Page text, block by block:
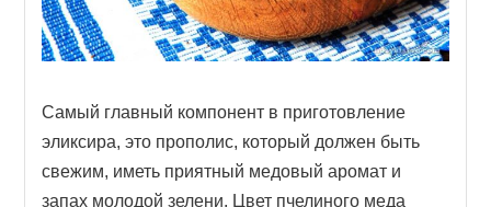
Самый главный компонент в приготовление
эликсира, это прополис, который должен быть
свежим, иметь приятный медовый аромат и
запах молодой зелени. Цвет пчелиного меда